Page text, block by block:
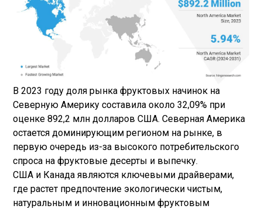
В 2023 году доля рынка фруктовых начинок на
Северную Америку составила около 32,09% при
оценке 892,2 млн долларов США. Северная Америка
остается доминирующим регионом на рынке, в
первую очередь из-за высокого потребительского
спроса на фруктовые десерты и выпечку.
США и Канада являются ключевыми драйверами,
где растет предпочтение экологически чистым,
натуральным и инновационным фруктовым